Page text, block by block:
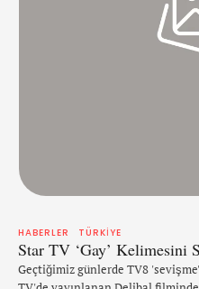
HABERLER TÜRKIYE
Star TV ‘Gay’ Kelimesini
Geçtiğimiz günlerde TV8